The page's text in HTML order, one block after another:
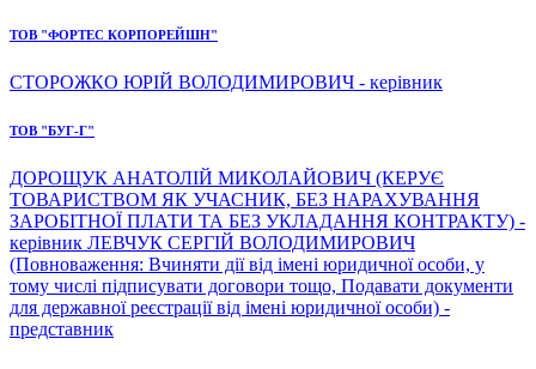
ТОВ "ФОРТЕС КОРПОРЕЙШН"
СТОРОЖКО ЮРІЙ ВОЛОДИМИРОВИЧ - керівник
ТОВ "БУГ-Г"
ДОРОЩУК АНАТОЛІЙ МИКОЛАЙОВИЧ (КЕРУЄ
ТОВАРИСТВОМ ЯК УЧАСНИК, БЕЗ НАРАХУВАННЯ
ЗАРОБІТНОЇ ПЛАТИ ТА БЕЗ УКЛАДАННЯ КОНТРАКТУ) -
керівник ЛЕВЧУК СЕРГІЙ ВОЛОДИМИРОВИЧ
(Повноваження: Вчиняти дії від імені юридичної особи, у
тому числі підписувати договори тощо, Подавати документи
для державної реєстрації від імені юридичної особи) -
представник